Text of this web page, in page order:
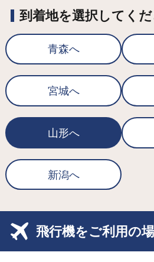
到着地を選択してく
青森へ
宮城へ
山形へ
新潟へ
飛行機をご利用の